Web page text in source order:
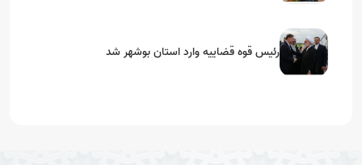
رئیس قوه قضاییه وارد استان بوشهر شد